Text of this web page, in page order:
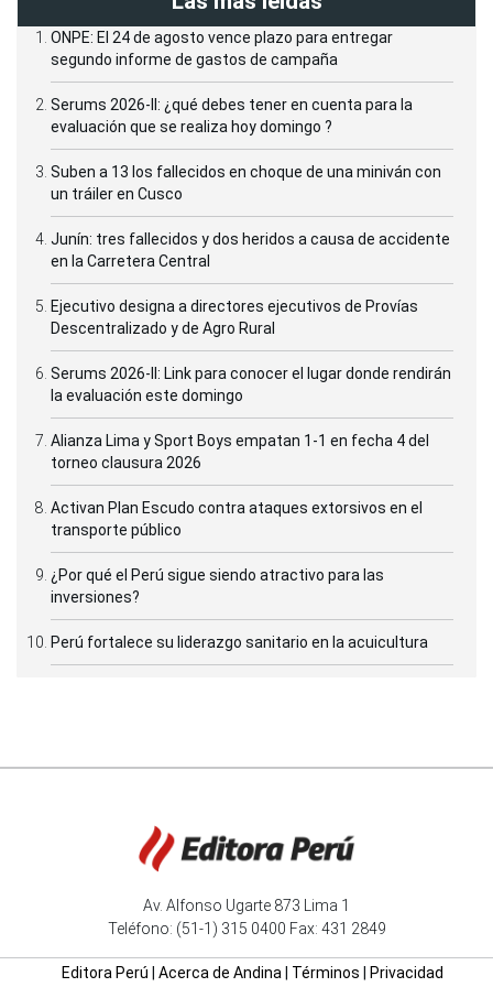
ONPE: El 24 de agosto vence plazo para entregar
segundo informe de gastos de campaña
Serums 2026-II: ¿qué debes tener en cuenta para la
evaluación que se realiza hoy domingo ?
Suben a 13 los fallecidos en choque de una miniván con
un tráiler en Cusco
Junín: tres fallecidos y dos heridos a causa de accidente
en la Carretera Central
Ejecutivo designa a directores ejecutivos de Provías
Descentralizado y de Agro Rural
Serums 2026-II: Link para conocer el lugar donde rendirán
la evaluación este domingo
Alianza Lima y Sport Boys empatan 1-1 en fecha 4 del
torneo clausura 2026
Activan Plan Escudo contra ataques extorsivos en el
transporte público
¿Por qué el Perú sigue siendo atractivo para las
inversiones?
Perú fortalece su liderazgo sanitario en la acuicultura
Av. Alfonso Ugarte 873 Lima 1
Teléfono: (51-1) 315 0400 Fax: 431 2849
Editora Perú Acerca de Andina Términos Privacidad